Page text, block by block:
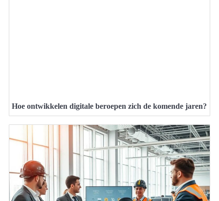
Hoe ontwikkelen digitale beroepen zich de komende jaren?